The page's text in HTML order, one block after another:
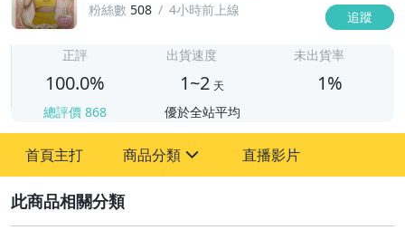
粉絲數 508 4小時前上線 追蹤
正評
100.0%
總評價 868
出貨速度
1~2 天
優於全站平均
未出貨率
1%
首頁主打 商品分類
玩具、模型與公仔
直播影片